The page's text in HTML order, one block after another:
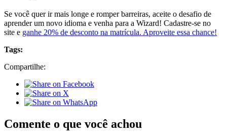
Se você quer ir mais longe e romper barreiras, aceite o desafio de
aprender um novo idioma e venha para a Wizard! Cadastre-se no
site e ganhe 20% de desconto na matrícula. Aproveite essa chance!
Tags:
Compartilhe:
Comente o que você achou